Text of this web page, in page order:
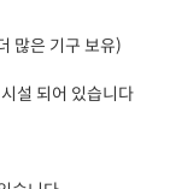
많은 기구 보유)
설 되어 있습니다